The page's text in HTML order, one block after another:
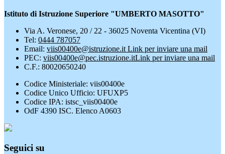
Istituto di Istruzione Superiore "UMBERTO MASOTTO"
Via A. Veronese, 20 / 22 - 36025 Noventa Vicentina (VI)
Tel: 0444 787057
Email: viis00400e@istruzione.it Link per inviare una mail
PEC: viis00400e@pec.istruzione.itLink per inviare una mail
C.F.: 80020650240
Codice Ministeriale: viis00400e
Codice Unico Ufficio: UFUXP5
Codice IPA: istsc_viis00400e
OdF 4390 ISC. Elenco A0603
Seguici su